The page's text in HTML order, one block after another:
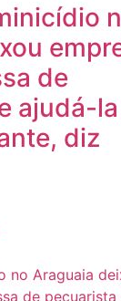
de
ajudá-la
diz